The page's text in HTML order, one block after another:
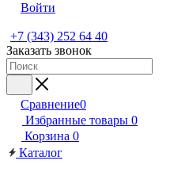
Войти
+7 (343) 252 64 40
Заказать звонок
Сравнение0
Избранные товары 0
Корзина 0
Каталог